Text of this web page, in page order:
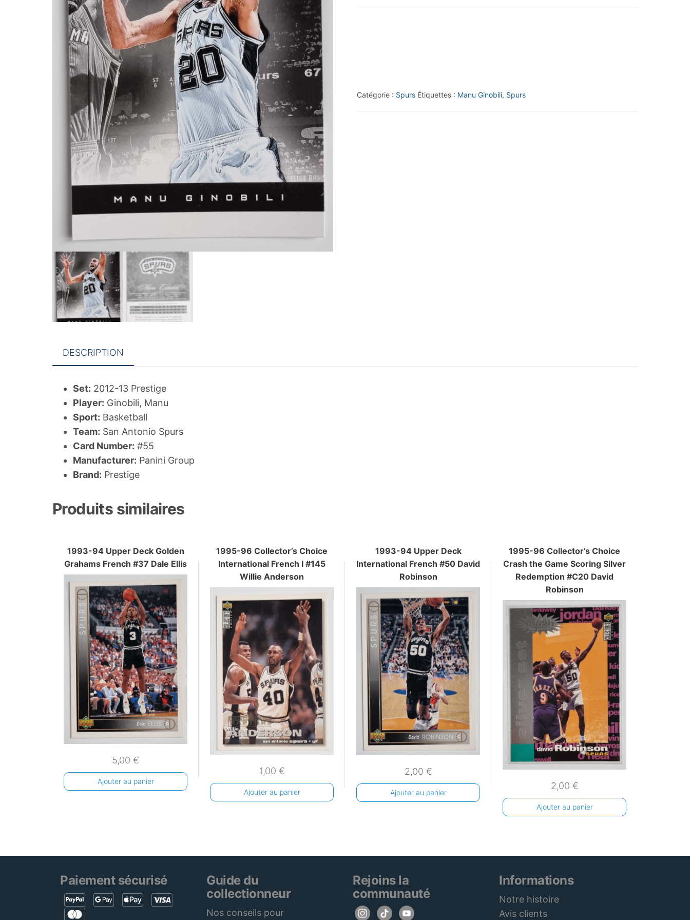
Catégorie : Spurs Étiquettes : Manu Ginobili, Spurs
DESCRIPTION
Set: 2012-13 Prestige
Player: Ginobili, Manu
Sport: Basketball
Team: San Antonio Spurs
Card Number: #55
Manufacturer: Panini Group
Brand: Prestige
Produits similaires
1993-94 Upper Deck Golden
Grahams French #37 Dale Ellis
5,00 €
Ajouter au panier
1995-96 Collector’s Choice
International French I #145
Willie Anderson
1,00 €
Ajouter au panier
1993-94 Upper Deck
International French #50 David
Robinson
2,00 €
Ajouter au panier
1995-96 Collector’s Choice
Crash the Game Scoring Silver
Redemption #C20 David
Robinson
2,00 €
Ajouter au panier
Paiement sécurisé
Guide du
collectionneur
Nos conseils pour
Rejoins la
communauté
Informations
Notre histoire
Avis clients